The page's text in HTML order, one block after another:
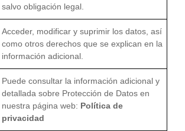
salvo obligación legal.
Acceder, modificar y suprimir los datos, así
como otros derechos que se explican en la
información adicional.
Puede consultar la información adicional y
detallada sobre Protección de Datos en
nuestra página web: Política de
privacidad